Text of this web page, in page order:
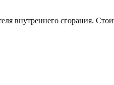
внутреннего сгорания.